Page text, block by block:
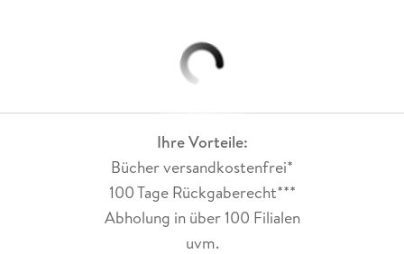
Ihre Vorteile:
Bücher versandkostenfrei*
100 Tage Rückgaberecht***
Abholung in über 100 Filialen
uvm.